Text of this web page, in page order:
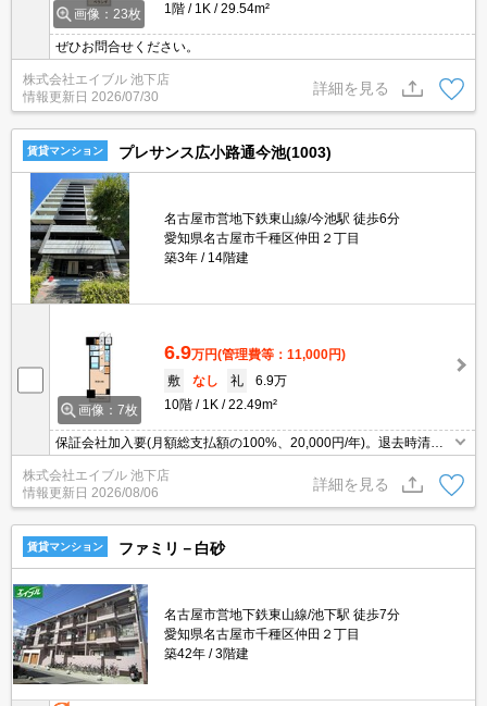
画像：23枚
1階
1K 29.54m²
ぜひお問合せください。
株式会社エイブル 池下店
情報更新日 2026/07/30
詳細を見る
賃貸マンション プレサンス広小路通今池(1003)
名古屋市営地下鉄東山線/今池駅 徒歩6分
愛知県名古屋市千種区仲田２丁目
築3年
14階建
画像：7枚
6.9万円(管理費等：11,000円)
敷
なし 礼
6.9万
10階
1K 22.49m²
保証会社加入要(月額総支払額の100%、20,000円/年)。退去時清算
手数料5,500円。
株式会社エイブル 池下店
情報更新日 2026/08/06
詳細を見る
賃貸マンション ファミリ－白砂
名古屋市営地下鉄東山線/池下駅 徒歩7分
愛知県名古屋市千種区仲田２丁目
築42年
3階建